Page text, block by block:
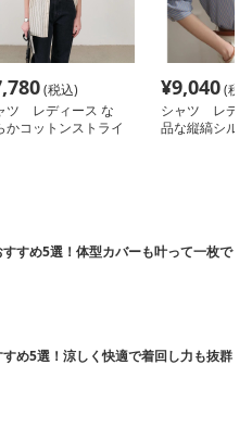
(税込)
ツ レディース な
かコットンストライ
¥9,040(税
シャツ レデ
品な縦縞シル
すめ5選！体型カバーも叶って一枚で
め5選！涼しく快適で着回し力も抜群